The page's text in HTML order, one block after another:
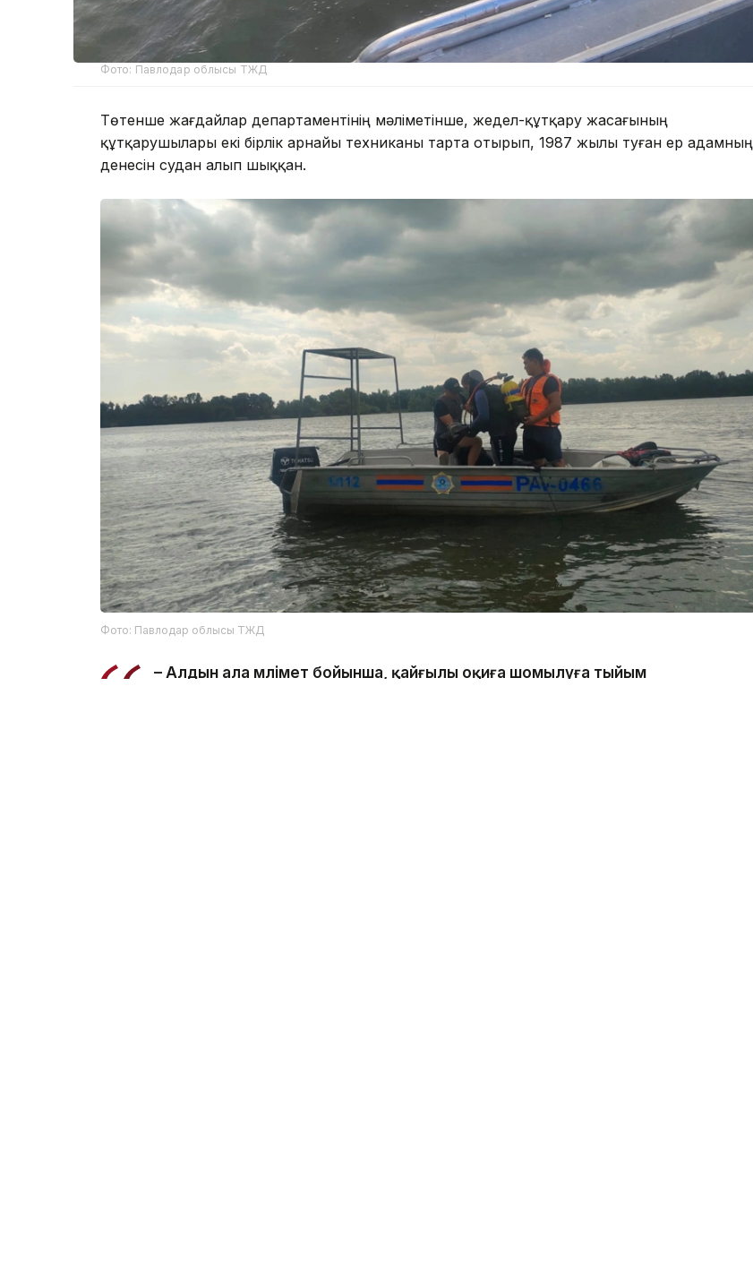
Фото: Павлодар облысы ТЖД
Төтенше жағдайлар департаментінің мәліметінше, жедел-құтқару жасағының
құтқарушылары екі бірлік арнайы техниканы тарта отырып, 1987 жылы туған ер адамның
денесін судан алып шыққан.
Фото: Павлодар облысы ТЖД
– Алдын ала мәлімет бойынша, қайғылы оқиға шомылуға тыйым